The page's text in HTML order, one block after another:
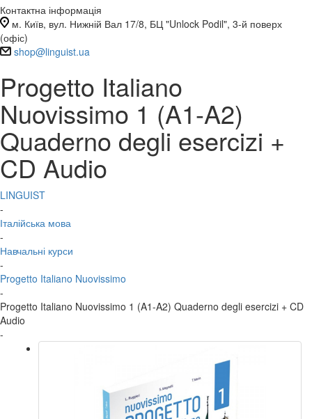
Контактна інформація
м. Київ, вул. Нижній Вал 17/8, БЦ "Unlock Podil", 3-й поверх
(офіс)
shop@linguist.ua
Progetto Italiano
Nuovissimo 1 (A1-A2)
Quaderno degli esercizi +
CD Audio
LINGUIST
-
Італійська мова
-
Навчальні курси
-
Progetto Italiano Nuovissimo
-
Progetto Italiano Nuovissimo 1 (A1-A2) Quaderno degli esercizi + CD
Audio
-